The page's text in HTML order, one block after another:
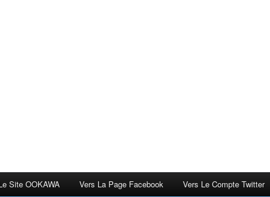
Site OOKAWA Vers La Page Facebook Vers Le Compte Twitter